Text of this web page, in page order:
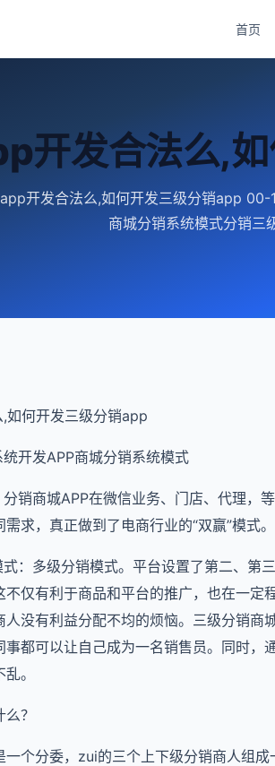
首页
开发合法么,
开发合法么,如何开发三级分销app 00-
商城分销系统模式分销三
如何开发三级分销app
开发APP商城分销系统模式
销商城APP在微信业务、门店、代理，
求，真正做到了电商行业的“双赢”模式。
：多级分销模式。平台设置了第二、第
仅有利于商品和平台的推广，也在一定
没有利益分配不均的烦恼。三级分销商
事都可以让自己成为一名销售员。同时，
。
？
一个分委，zui的三个上下级分销商人组